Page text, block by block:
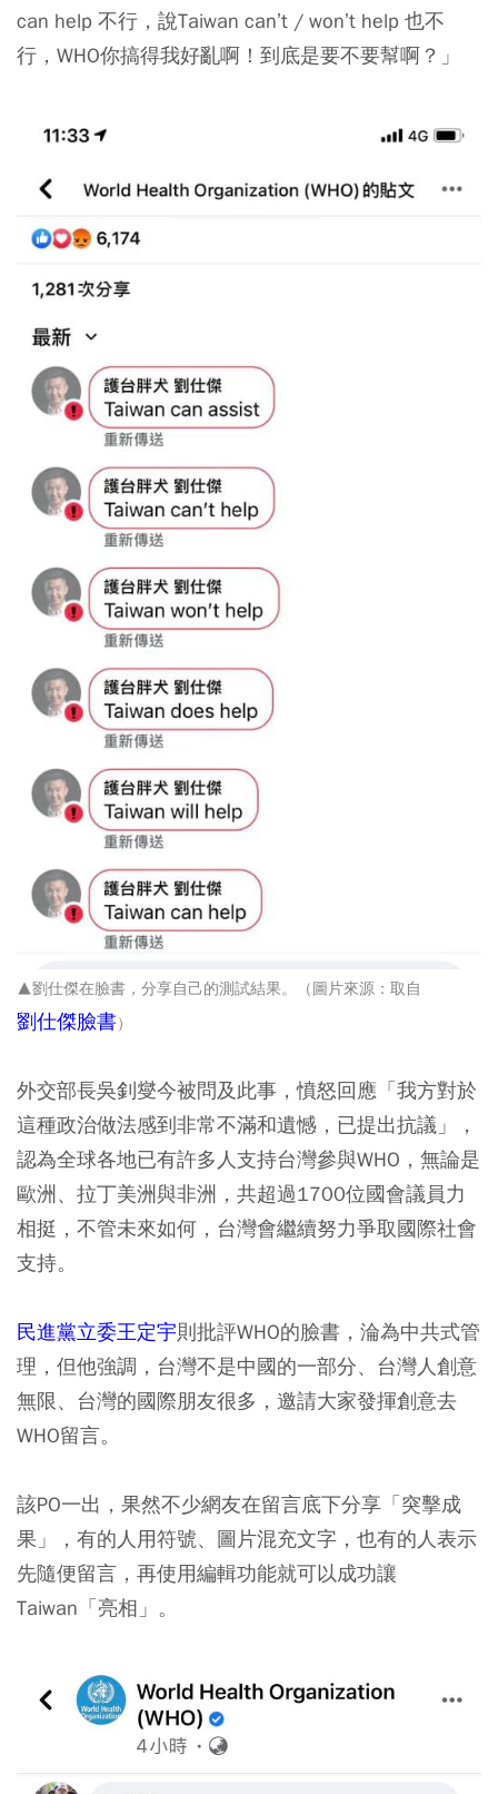
can help 不行，說Taiwan can’t / won’t help 也不
行，WHO你搞得我好亂啊！到底是要不要幫啊？」
▲劉仕傑在臉書，分享自己的測試結果。（圖片來源：取自
劉仕傑臉書）
外交部長吳釗燮今被問及此事，憤怒回應「我方對於
這種政治做法感到非常不滿和遺憾，已提出抗議」，
認為全球各地已有許多人支持台灣參與WHO，無論是
歐洲、拉丁美洲與非洲，共超過1700位國會議員力
相挺，不管未來如何，台灣會繼續努力爭取國際社會
支持。
民進黨立委王定宇則批評WHO的臉書，淪為中共式管
理，但他強調，台灣不是中國的一部分、台灣人創意
無限、台灣的國際朋友很多，邀請大家發揮創意去
WHO留言。
該PO一出，果然不少網友在留言底下分享「突擊成
果」，有的人用符號、圖片混充文字，也有的人表示
先隨便留言，再使用編輯功能就可以成功讓
Taiwan「亮相」。